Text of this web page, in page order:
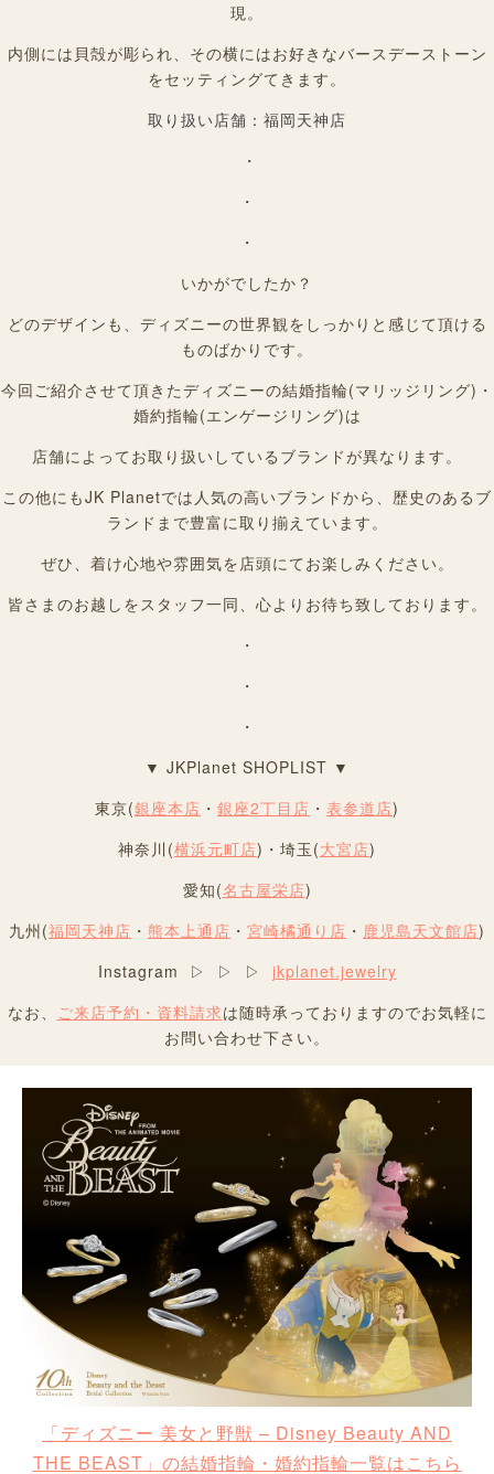
現。
内側には貝殻が彫られ、その横にはお好きなバースデーストーン
をセッティングてきます。
取り扱い店舗：福岡天神店
・
・
・
いかがでしたか？
どのデザインも、ディズニーの世界観をしっかりと感じて頂ける
ものばかりです。
今回ご紹介させて頂きたディズニーの結婚指輪(マリッジリング)・
婚約指輪(エンゲージリング)は
店舗によってお取り扱いしているブランドが異なります。
この他にもJK Planetでは人気の高いブランドから、歴史のあるブ
ランドまで豊富に取り揃えています。
ぜひ、着け心地や雰囲気を店頭にてお楽しみください。
皆さまのお越しをスタッフ一同、心よりお待ち致しております。
・
・
・
▼ JKPlanet SHOPLIST ▼
東京(銀座本店 ・ 銀座2丁目店 ・ 表参道店)
神奈川(横浜元町店)・埼玉(大宮店)
愛知(名古屋栄店)
九州(福岡天神店 ・ 熊本上通店 ・ 宮崎橘通り店 ・ 鹿児島天文館店)
Instagram ▷ ▷ ▷ jkplanet.jewelry
なお、
ご来店予約・資料請求は随時承っておりますのでお気軽に
お問い合わせ下さい。
「ディズニー 美女と野獣 – Disney Beauty AND
THE BEAST」の結婚指輪・婚約指輪一覧はこちら